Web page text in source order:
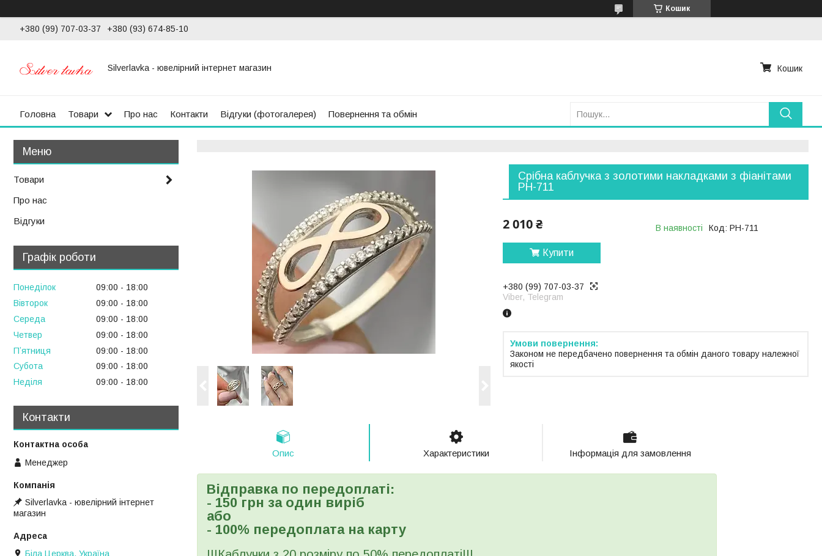
Кошик
+380 (99) 707-03-37 +380 (93) 674-85-10
Silverlavka - ювелірний інтернет магазин Кошик
Головна Товари Про нас Контакти Відгуки (фотогалерея) Повернення та обмін
Срібна каблучка з золотими накладками з фіанітами
РН-711
2 010 ₴ В наявності Код: РН-711
Купити
+380 (99) 707-03-37
Viber, Telegram
Законом не передбачено повернення та обмін даного товару належної
якості
Опис Характеристики Інформація для замовлення
Відправка по передоплаті:
- 150 грн за один виріб
або
- 100% передоплата на карту
Товари
Про нас
Відгуки
Графік роботи
Понеділок 09:00
18:00
Вівторок
09:00
18:00
Середа
09:00
18:00
Четвер
09:00
18:00
Пʼятниця
09:00
18:00
Субота
09:00
18:00
Неділя
09:00 18:00
Контакти
Менеджер
Silverlavka - ювелірний інтернет
магазин
Біла Церква, Україна